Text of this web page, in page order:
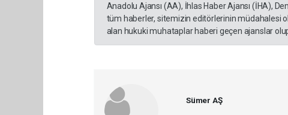
Anadolu Ajansı (AA), İhlas Haber Ajansı (İHA),
tüm haberler, sitemizin editörlerinin müdahalesi
alan hukuki muhataplar haberi geçen ajanslar
Sümer AŞ